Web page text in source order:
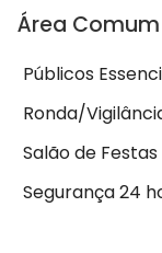
Área Comum
Públicos
Ronda/
Salão de Festas
Segurança 24